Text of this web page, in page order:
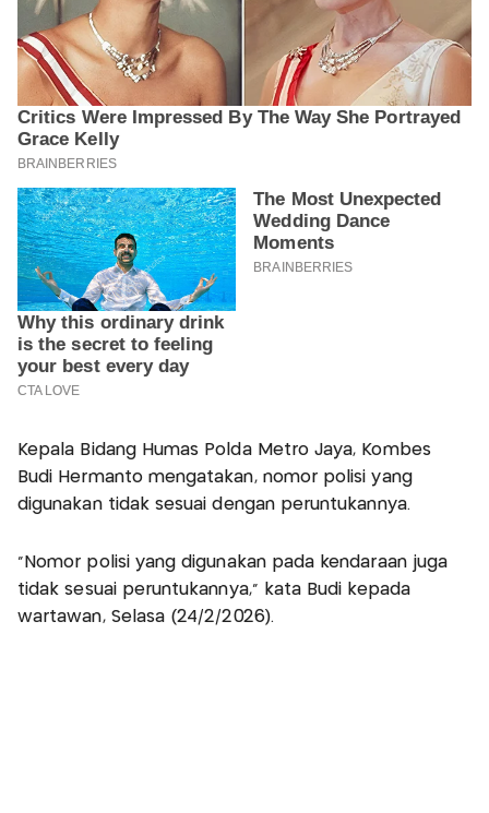
Kepala Bidang Humas Polda Metro Jaya, Kombes
Budi Hermanto mengatakan, nomor polisi yang
digunakan tidak sesuai dengan peruntukannya.
"Nomor polisi yang digunakan pada kendaraan juga
tidak sesuai peruntukannya," kata Budi kepada
wartawan, Selasa (24/2/2026).